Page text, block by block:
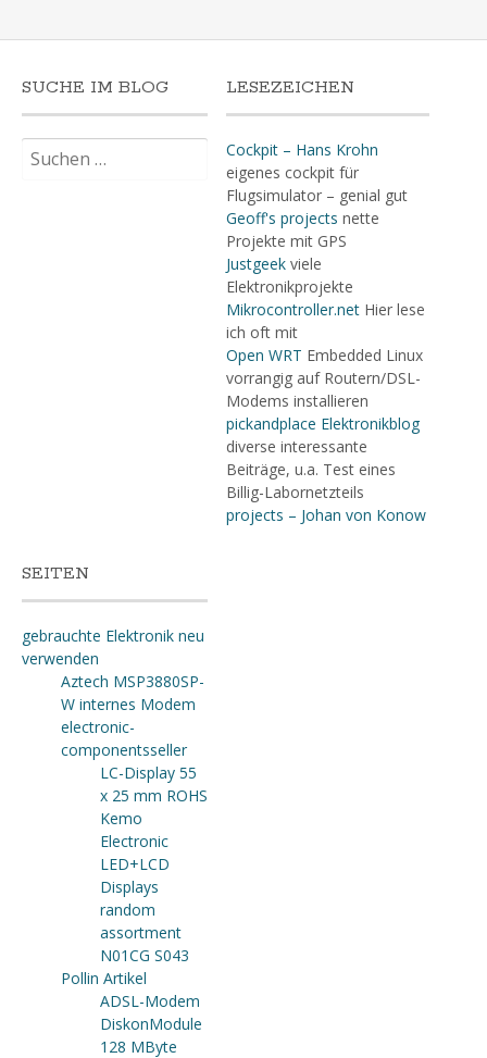
SUCHE IM BLOG
nach:
LESEZEICHEN
Cockpit – Hans Krohn
eigenes cockpit für
Flugsimulator – genial gut
Geoff's projects nette
Projekte mit GPS
Justgeekviele
Elektronikprojekte
Mikrocontroller.netHier lese
ich oft mit
Open WRT Embedded Linux
vorrangig auf Routern/DSL-
Modems installieren
pickandplace Elektronikblog
diverse interessante
Beiträge, u.a. Test eines
Billig-Labornetzteils
projects – Johan von Konow
SEITEN
gebrauchte Elektronik neu
verwenden
Aztech MSP3880SP-
W internes Modem
electronic-
componentsseller
LC-Display 55
x 25 mm ROHS
Kemo
Electronic
LED+LCD
Displays
random
assortment
N01CG S043
Pollin Artikel
ADSL-Modem
DiskonModule
128 MByte